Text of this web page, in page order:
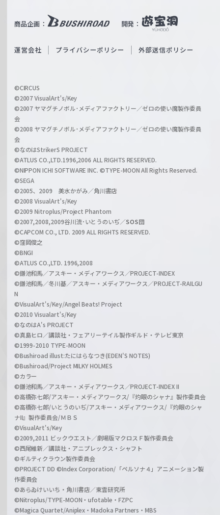
ß
c
a
r
z
商品企画： 開発：
b
O
i
l
h
a
n
l
運営会社 プライバシーポリシー 外部送信ポリシー
©CIRCUS
©2007 VisualArt's/Key
©2007 ヤマグチノボル･メディアファクトリー／ゼロの使い魔製作委員
会
©2008 ヤマグチノボル･メディアファクトリー／ゼロの使い魔製作委員
会
©なのはStrikerS PROJECT
©ATLUS CO.,LTD.1996,2006 ALL RIGHTS RESERVED.
©NIPPON ICHI SOFTWARE INC. ©TYPE-MOON All Rights Reserved.
©SEGA
©2005、2009 美水かがみ／角川書店
©2008 VisualArt's/Key
©2009 Nitroplus/Project Phantom
©2007,2008,2009谷川流･いとうのいぢ／SOS団
©CAPCOM CO., LTD. 2009 ALL RIGHTS RESERVED.
©窪岡俊之
©BNGI
©ATLUS CO.,LTD. 1996,2008
©鎌池和馬／アスキー・メディアワークス／PROJECT-INDEX
©鎌池和馬／冬川基／アスキー・メディアワークス／PROJECT-RAILGU
N
©VisualArt's/Key/Angel Beats! Project
©2010 Visualart's/Key
©なのはA's PROJECT
©真島ヒロ／講談社・フェアリーテイル製作ギルド・テレビ東京
©1999-2010 TYPE-MOON
©Bushiroad illust:たにはらなつき(EDEN'S NOTES)
©Bushiroad/Project MILKY HOLMES
©カラー
©鎌池和馬／アスキー・メディアワークス／PROJECT-INDEX II
©高橋弥七郎/アスキー・メディアワークス/『灼眼のシャナ』製作委員会
©高橋弥七郎/いとうのいぢ/アスキー・メディアワークス/『灼眼のシャ
ナII』製作委員会/ＭＢＳ
©VisualArt's/Key
©2009,2011 ビックウエスト／劇場版マクロスＦ製作委員会
©西尾維新／講談社・アニプレックス・シャフト
©ギルティクラウン製作委員会
©PROJECT DD ©Index Corporation/「ペルソナ４」アニメーション製
作委員会
©あらゐけいいち・角川書店／東雲研究所
©Nitroplus/TYPE-MOON・ufotable・FZPC
©Magica Quartet/Aniplex・Madoka Partners・MBS